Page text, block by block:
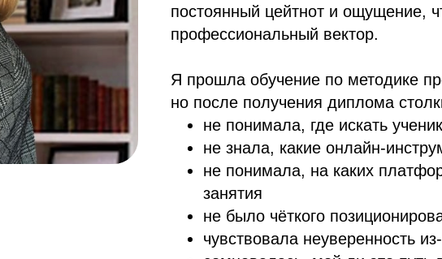
постоянный цейтнот и ощущение,
профессиональный вектор.
Я прошла обучение по методике
но после получения диплома
не понимала, где искать
не знала, какие онлайн-
не понимала, на каких
занятия
не было чёткого
чувствовала неуверенность